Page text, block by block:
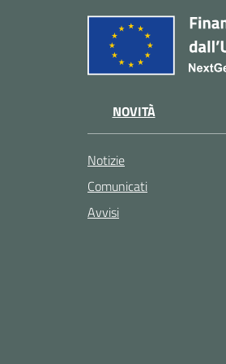
NOVITÀ
Notizie
Comunicati
Avvisi